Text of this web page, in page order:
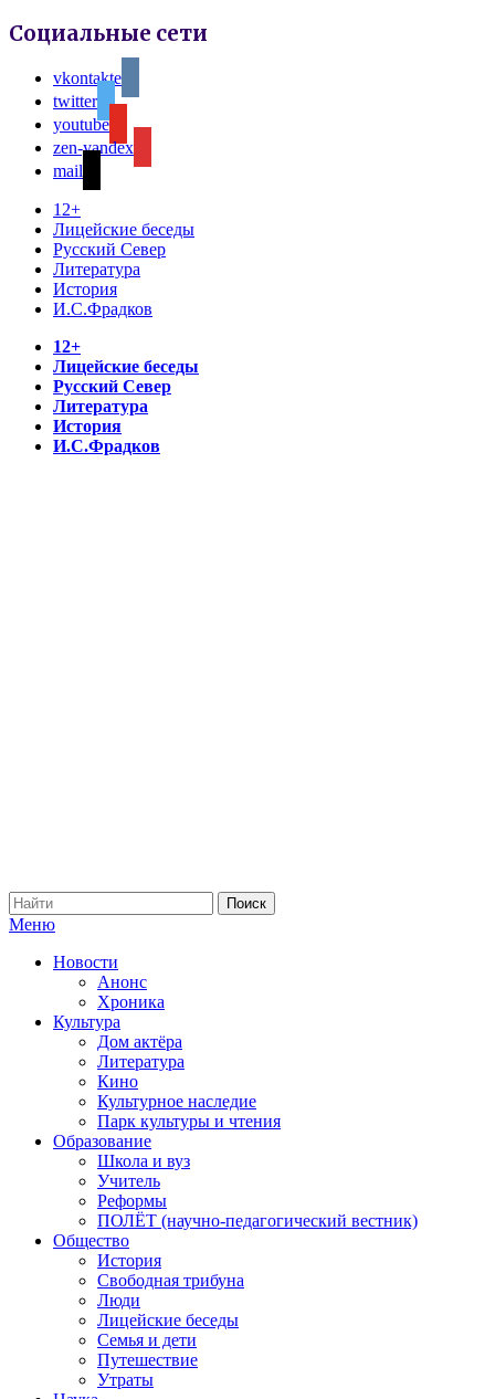
Социальные сети
vkontakte
twitter
youtube
zen-yandex
mail
12+
Лицейские беседы
Русский Север
Литература
История
И.С.Фрадков
12+
Лицейские беседы
Русский Север
Литература
История
И.С.Фрадков
Меню
Новости
Анонс
Хроника
Культура
Дом актёра
Литература
Кино
Культурное наследие
Парк культуры и чтения
Образование
Школа и вуз
Учитель
Реформы
ПОЛЁТ (научно-педагогический вестник)
Общество
История
Свободная трибуна
Люди
Лицейские беседы
Семья и дети
Путешествие
Утраты